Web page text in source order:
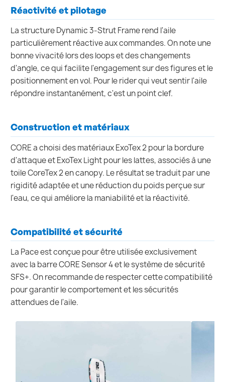
Réactivité et pilotage
La structure Dynamic 3-Strut Frame rend l'aile
particulièrement réactive aux commandes. On note une
bonne vivacité lors des loops et des changements
d'angle, ce qui facilite l'engagement sur des figures et le
positionnement en vol. Pour le rider qui veut sentir l'aile
répondre instantanément, c'est un point clef.
Construction et matériaux
CORE a choisi des matériaux ExoTex 2 pour la bordure
d'attaque et ExoTex Light pour les lattes, associés à une
toile CoreTex 2 en canopy. Le résultat se traduit par une
rigidité adaptée et une réduction du poids perçue sur
l'eau, ce qui améliore la maniabilité et la réactivité.
Compatibilité et sécurité
La Pace est conçue pour être utilisée exclusivement
avec la barre CORE Sensor 4 et le système de sécurité
SFS+. On recommande de respecter cette compatibilité
pour garantir le comportement et les sécurités
attendues de l'aile.